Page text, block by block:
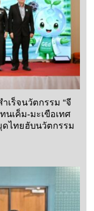
เร็จนวัตกรรม “จี
นเค็ม-มะเขือเทศ
ไทยฮับนวัตกรรม